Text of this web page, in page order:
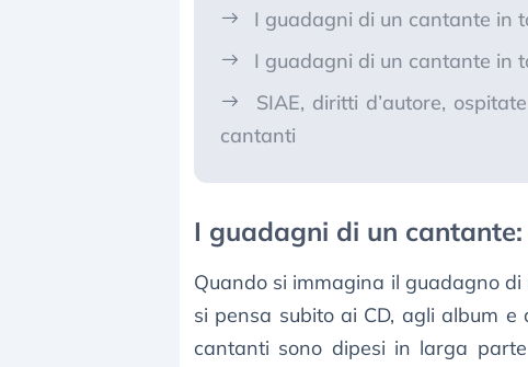
I guadagni di un cantante in
I guadagni di un cantante in
SIAE, diritti d’autore,
cantanti
I guadagni di un
Quando si immagina il guadagno
si pensa subito ai CD, agli album
cantanti sono dipesi in larga